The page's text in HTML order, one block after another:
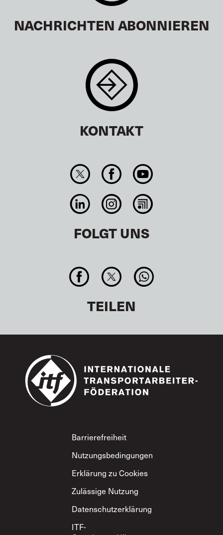
NACHRICHTEN ABONNIEREN
KONTAKT
FOLGT UNS
TEILEN
Footer
Barrierefreiheit
Nutzungsbedingungen
Erklärung zu Cookies
Zulässige Nutzung
Datenschutzerklärung
ITF-